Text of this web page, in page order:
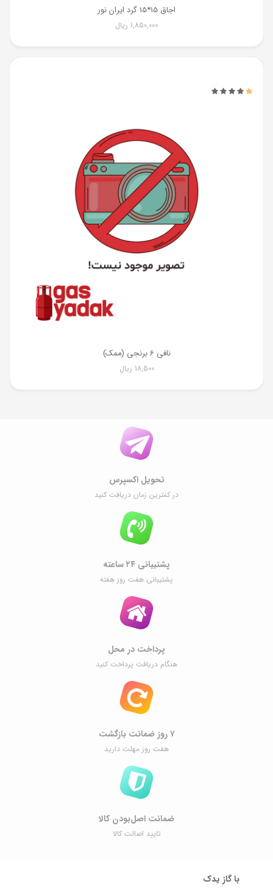
اجاق 15*15 گرد ایران نور
1,850,000 ریال
نافی 6 برنجی (ممک)
18,500 ریال
تحویل اکسپرس
در کمترین زمان دریافت کنید
پشتیبانی ۲۴ ساعته
پشتیبانی هفت روز هفته
پرداخت در محل
هنگام دریافت پرداخت کنید
۷ روز ضمانت بازگشت
هفت روز مهلت دارید
ضمانت اصل‌بودن کالا
تایید اصالت کالا
با گاز یدک